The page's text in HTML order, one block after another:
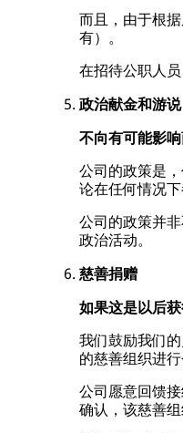
而且，由于根
有）。
在招待公职人
政治献金和游说
不向有可能影
公司的政策是
论在任何情况
公司的政策并
政治活动。
慈善捐赠
如果这是以后
我们鼓励我们
的慈善组织进
公司愿意回馈
确认，该慈善